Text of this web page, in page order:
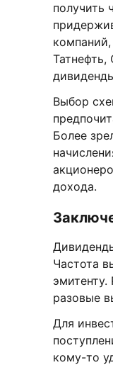
получить
Выбор
Более
дохода.
Частота
эмитенту.
разовые
Для
кому-то